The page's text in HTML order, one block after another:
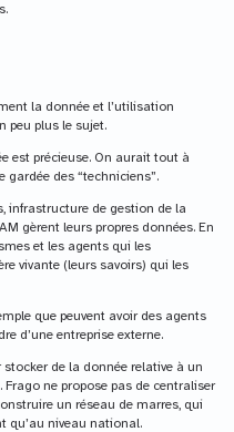
la donnée et l’utilisation
peu plus le sujet.
est précieuse. On aurait tout à
gardée des “techniciens”.
infrastructure de gestion de la
gèrent leurs propres données. En
et les agents qui les
vivante (leurs savoirs) qui les
que peuvent avoir des agents
d’une entreprise externe.
de la donnée relative à un
ne propose pas de centraliser
un réseau de marres, qui
qu’au niveau national.